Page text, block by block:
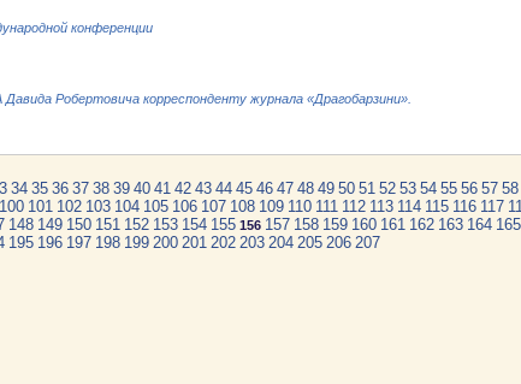
конференции
Робертовича корреспонденту журнала «Драгобарзини».
34 35 36 37 38 39 40 41 42 43 44 45 46 47 48 49 50 51 52 53 54 55 56 57 58
100 101 102 103 104 105 106 107 108 109 110 111 112 113 114 115 116 117
148 149 150 151 152 153 154 155 156 157 158 159 160 161 162 163 164 165
195 196 197 198 199 200 201 202 203 204 205 206 207